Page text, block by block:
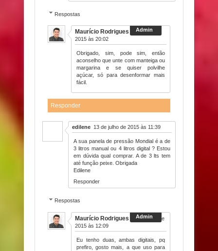
Respostas
Maurício Rodrigues
8 de julho de
2015 às 20:02
Obrigado, sim, pode sim, então
aconselho que unte com manteiga ou
margarina e se quiser polvilhe
açúcar, só para desenformar mais
fácil.
Responder
edilene 13 de julho de 2015 às 11:39
A sua panela de pressão Mondial é a de
3 litros manual ou 4 litros digital ? Estou
em dúvida qual comprar. A de 3 lts tem
até função peixe. Obrigada
Edilene
Responder
Respostas
Maurício Rodrigues
13 de julho de
2015 às 12:09
Eu tenho duas, ambas digitais, pq
prefiro, gosto mais, a que uso para